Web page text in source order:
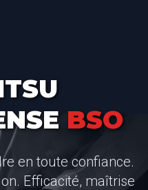
BSO
en toute confiance.
Efficacité, maîtrise